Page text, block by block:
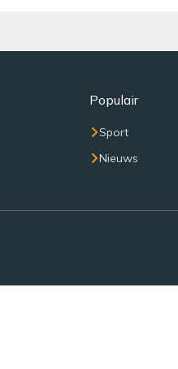
Populair
Sport
Nieuws